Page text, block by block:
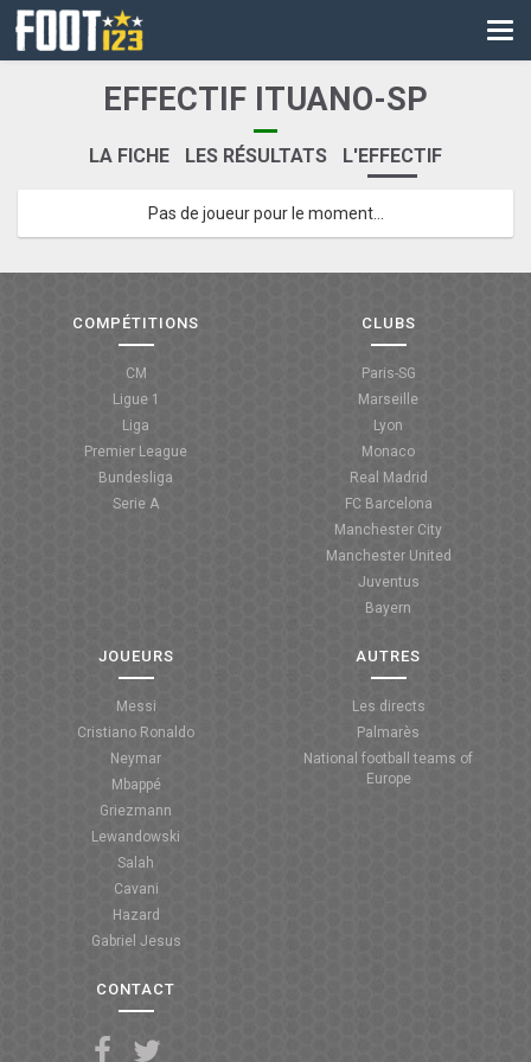
CM
LES DIRECTS
COUPE DE FRANCE
EFFECTIF ITUANO-SP
LA FICHE LES RÉSULTATS L'EFFECTIF
Pas de joueur pour le moment...
COMPÉTITIONS
CM
Ligue 1
Liga
Premier League
Bundesliga
Serie A
CLUBS
Paris-SG
Marseille
Lyon
Monaco
Real Madrid
FC Barcelona
Manchester City
Manchester United
Juventus
Bayern
JOUEURS
Messi
Cristiano Ronaldo
Neymar
Mbappé
Griezmann
Lewandowski
Salah
Cavani
Hazard
Gabriel Jesus
AUTRES
Les directs
Palmarès
National football teams of
Europe
CONTACT